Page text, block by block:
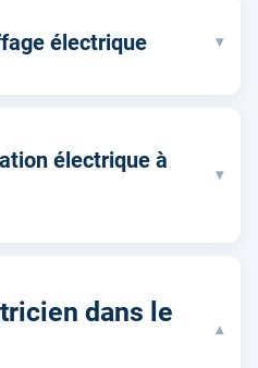
électrique ▾
électrique à
▾
dans le
▾